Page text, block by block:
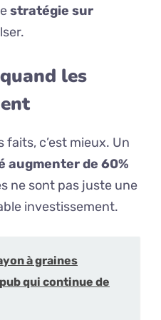
stratégie sur
les
faits, c’est mieux. Un
augmenter de 60%
ne sont pas juste une
investissement.
à graines
qui continue de